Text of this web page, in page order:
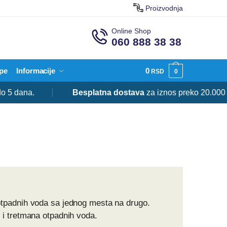
Proizvodnja
Online Shop
060 888 38 38
Informacije 0RSD 0
dana. Besplatna dostavaza iznos preko 20.000
voda sa jednog mesta na drugo.
tretmana otpadnih voda.